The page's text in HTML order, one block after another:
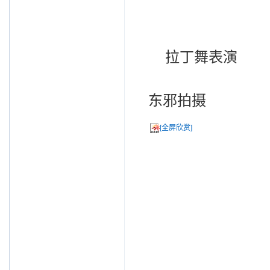
拉丁舞表演
东邪拍摄
[全屏欣赏]